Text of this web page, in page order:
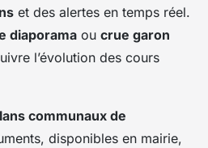
et des alertes en temps réel.
diaporama ou crue garon
l’évolution des cours
communaux de
disponibles en mairie,